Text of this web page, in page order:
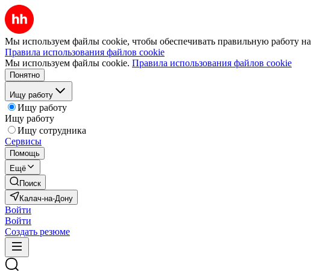
Мы используем файлы cookie, чтобы обеспечивать правильную работу
Правила использования файлов cookie
Мы используем файлы cookie. Правила использования файлов cookie
Понятно
Ищу работу
Ищу работу
Ищу работу
Ищу сотрудника
Сервисы
Помощь
Ещё
Поиск
Калач-на-Дону
Войти
Войти
Создать резюме